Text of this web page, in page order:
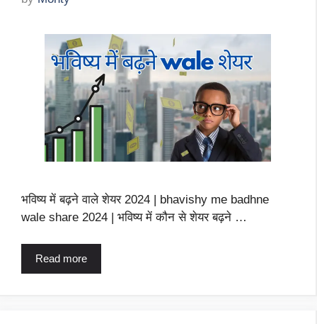
भविष्य में बढ़ने वाले शेयर 2024 | bhavishy me badhne
wale share 2024 | भविष्य में कौन से शेयर बढ़ने …
Read more